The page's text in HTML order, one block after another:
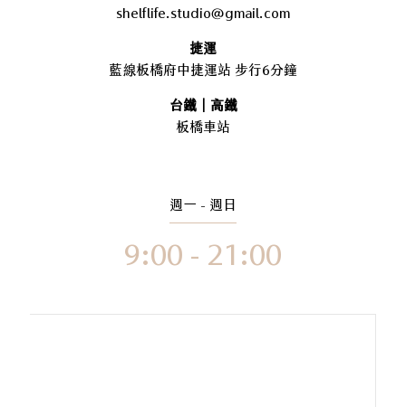
shelflife.studio@gmail.com
捷運
藍線板橋府中捷運站 步行6分鐘
台鐵｜高鐵
板橋車站
週一 - 週日
9:00 - 21:00